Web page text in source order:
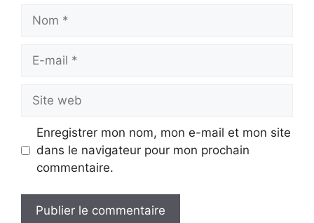
mail
web
Enregistrer mon nom, mon e-mail et mon site
dans le navigateur pour mon prochain
commentaire.